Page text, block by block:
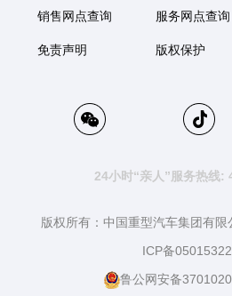
销售网点查询 服务网点查询
免责声明 版权保护
24小时“亲人”服务热线:
版权所有：中国重型汽车集团有
ICP备
鲁公网安备